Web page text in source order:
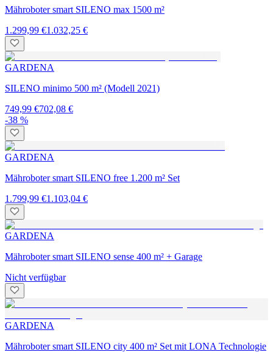
Mähroboter smart SILENO max 1500 m²
1.299,99 €1.032,25 €
GARDENA
SILENO minimo 500 m² (Modell 2021)
749,99 €702,08 €
-38 %
GARDENA
Mähroboter smart SILENO free 1.200 m² Set
1.799,99 €1.103,04 €
GARDENA
Mähroboter smart SILENO sense 400 m² + Garage
Nicht verfügbar
GARDENA
Mähroboter smart SILENO city 400 m² Set mit LONA Technologie